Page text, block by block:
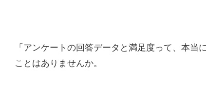
「アンケートの回答データと満足度って、本
ことはありませんか。